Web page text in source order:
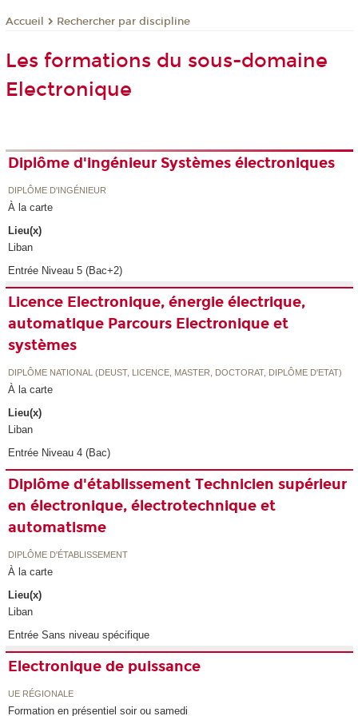
Accueil Rechercher par discipline
Les formations du sous-domaine
Electronique
Diplôme d'ingénieur Systèmes électroniques
DIPLÔME D'INGÉNIEUR
À la carte
Lieu(x)
Liban
Entrée Niveau 5 (Bac+2)
Licence Electronique, énergie électrique,
automatique Parcours Electronique et
systèmes
DIPLÔME NATIONAL (DEUST, LICENCE, MASTER, DOCTORAT, DIPLÔME D'ETAT)
À la carte
Lieu(x)
Liban
Entrée Niveau 4 (Bac)
Diplôme d'établissement Technicien supérieur
en électronique, électrotechnique et
automatisme
DIPLÔME D'ÉTABLISSEMENT
À la carte
Lieu(x)
Liban
Entrée Sans niveau spécifique
Electronique de puissance
UE RÉGIONALE
Formation en présentiel soir ou samedi